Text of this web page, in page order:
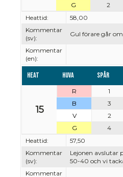
G
2
Heattid:
58,00
Kommentar
(sv):
Gul förare går
Kommentar
(en):
Heat Huva Spår
15
R 1
B
3
V
2
G
4
Heattid:
57,50
Kommentar
(sv):
Lejonen avslutar
50-40 och vi
Kommentar